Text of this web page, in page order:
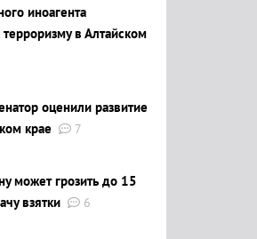
иноагента
в Алтайском
оценили развитие
крае
7
может грозить до 15
взятки
6